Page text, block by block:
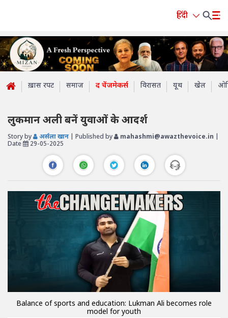
हिंदी
ख़ास रपट समाज द चेंजमेकर्स विरासत यूथ खेल
लुकमान अली बनें युवाओं के आदर्श
Story by अर्सला खान | Published by mahashmi@awazthevoice.in
Date
29-05-2025
Balance of sports and education: Lukman Ali becomes role
model for youth